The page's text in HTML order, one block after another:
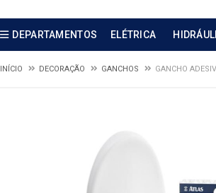
DEPARTAMENTOS ELÉTRICA
INÍCIO DECORAÇÃO GANCHOS GANCHO